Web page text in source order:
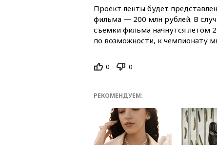
Проект ленты будет
фильма — 200 млн рублей. В
съемки фильма начнутся летом
по возможности, к чемпионату
0 0
РЕКОМЕНДУЕМ: